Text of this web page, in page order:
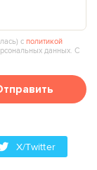
сполитикой
данных. С
X/Twitter